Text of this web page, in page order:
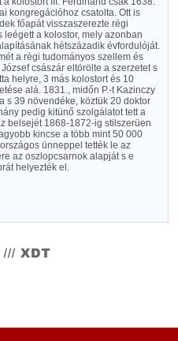
kongregációhoz csatolta. Ott is
főapát visszaszerezte régi
a kolostor, mely azonban
hétszázadik évfordulóját.
a régi tudományos szellem és
császár eltörölte a szerzetet s
helyre, 3 más kolostort és 10
alá. 1831., midőn P.-t Kazinczy
s 39 növendéke, köztük 20 doktor
pedig kitünő szolgálatot tett a
belsejét 1868-1872-ig stilszerüen
kincse a több mint 50 000
ünneppel tették le az
az oszlopcsarnok alapját s e
helyezték el.